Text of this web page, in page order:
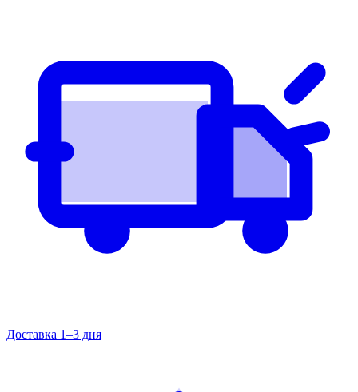
Доставка 1–3 дня